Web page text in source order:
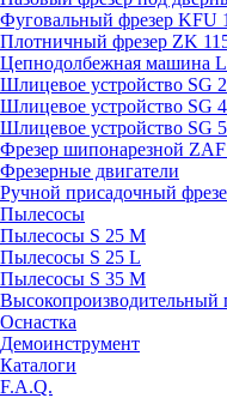
Фуговальный фрезер KFU
Плотничный фрезер ZK
Цепнодолбежная машина
Шлицевое устройство SG
Шлицевое устройство SG
Шлицевое устройство SG
Фрезер шипонарезной
Фрезерные двигатели
Ручной присадочный
Пылесосы
Пылесосы S 25 M
Пылесосы S 25 L
Пылесосы S 35 M
Высокопроизводительный
Оснастка
Демоинструмент
Каталоги
F.A.Q.